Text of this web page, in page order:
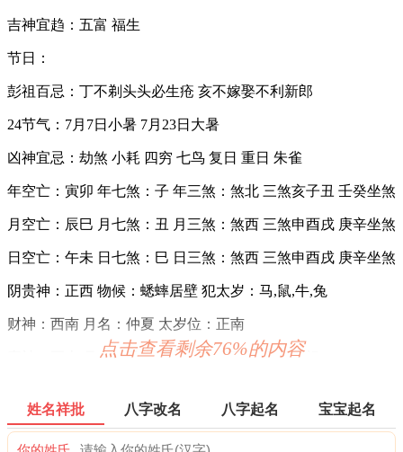
吉神宜趋：五富 福生
节日：
彭祖百忌：丁不剃头头必生疮 亥不嫁娶不利新郎
24节气：7月7日小暑 7月23日大暑
凶神宜忌：劫煞 小耗 四穷 七鸟 复日 重日 朱雀
年空亡：寅卯 年七煞：子 年三煞：煞北 三煞亥子丑 壬癸坐煞
月空亡：辰巳 月七煞：丑 月三煞：煞西 三煞申酉戌 庚辛坐煞
日空亡：午未 日七煞：巳 日三煞：煞西 三煞申酉戌 庚辛坐煞
阴贵神：正西 物候：蟋蟀居壁 犯太岁：马,鼠,牛,兔
财神：西南 月名：仲夏 太岁位：正南
喜神：正南 月令：乙未 日禄：午命互禄 壬命进禄
吉，白天凶。
六曜，又称孔明六曜星、小六壬，是中国传统历法中的一种注
点击查看剩余76%的内容
姓名祥批 八字改名 八字起名 宝宝起名